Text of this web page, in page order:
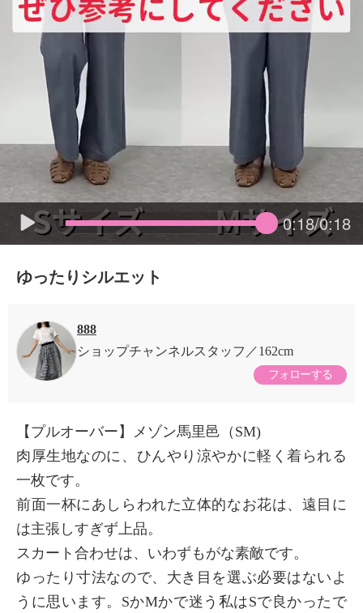
0:18/0:18
ゆったりシルエット
888
ショップチャンネルスタッフ
162cm
フォローする
【プルオーバー】メゾン馬里邑（SM)
肉厚生地なのに、ひんやり涼やかに軽く着られる
一枚です。
前面一杯にあしらわれた立体的なお花は、遠目に
は主張しすぎず上品。
スカート合わせは、いわずもがな素敵です。
ゆったり寸法なので、大き目を選ぶ必要はないよ
うに思います。SかMかで迷う私はSで良かったで